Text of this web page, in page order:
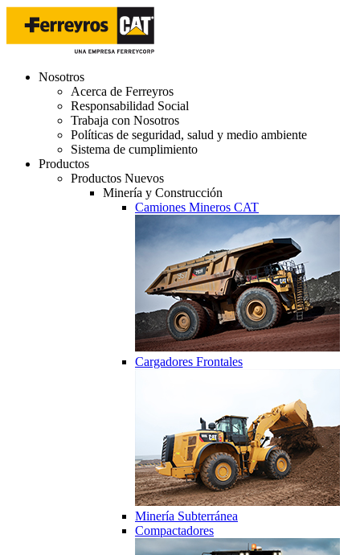
Nosotros
Acerca de Ferreyros
Responsabilidad Social
Trabaja con Nosotros
Políticas de seguridad, salud y medio ambiente
Sistema de cumplimiento
Productos
Productos Nuevos
Minería y Construcción
Camiones Mineros CAT
Cargadores Frontales
Minería Subterránea
Compactadores